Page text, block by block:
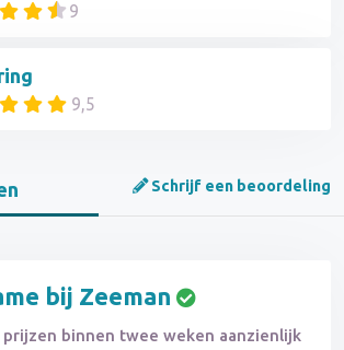
9
9,5
Schrijf een beoordeling
bij Zeeman
prijzen binnen twee weken aanzienlijk